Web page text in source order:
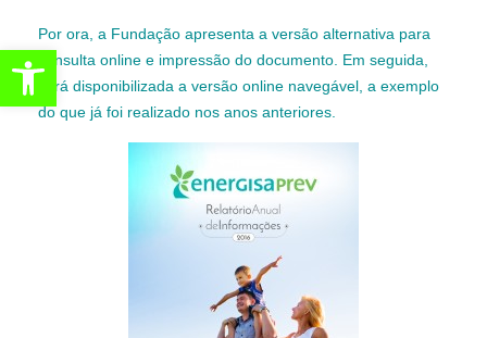
Por ora, a Fundação apresenta a versão alternativa para
consulta online e impressão do documento. Em seguida,
será disponibilizada a versão online navegável, a exemplo
do que já foi realizado nos anos anteriores.
Abrir a barra de ferramentas